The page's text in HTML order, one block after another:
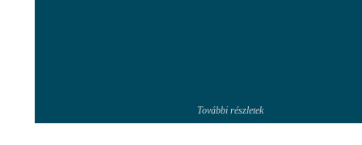
További részletek